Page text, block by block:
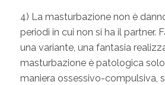
4) La masturbazione non è
periodi in cui non si ha il partner.
una variante, una fantasia
masturbazione è patologica
maniera ossessivo-compulsiva,